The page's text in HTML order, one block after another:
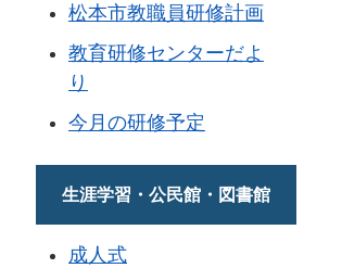
松本市教職員研修計画
教育研修センターだよ
り
今月の研修予定
生涯学習・公民館・図書館
成人式